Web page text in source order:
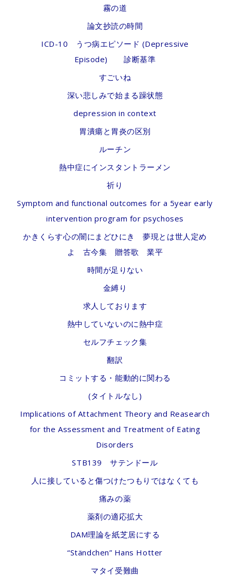
霧の道
論文抄読の時間
ICD-10 うつ病エピソード (Depressive
Episode) 診断基準
すごいね
深い悲しみで始まる躁状態
depression in context
胃潰瘍と胃炎の区別
ルーチン
熱中症にインスタントラーメン
祈り
Symptom and functional outcomes for a 5year early
intervention program for psychoses
かきくらす心の闇にまどひにき 夢現とは世人定め
よ 古今集 贈答歌 業平
時間が足りない
金縛り
求人しております
熱中していないのに熱中症
セルフチェック集
翻訳
コミットする・能動的に関わる
(タイトルなし)
Implications of Attachment Theory and Reasearch
for the Assessment and Treatment of Eating
Disorders
STB139 サテンドール
人に接していると傷つけたつもりではなくても
痛みの薬
薬剤の適応拡大
DAM理論を紙芝居にする
“Ständchen” Hans Hotter
マタイ受難曲